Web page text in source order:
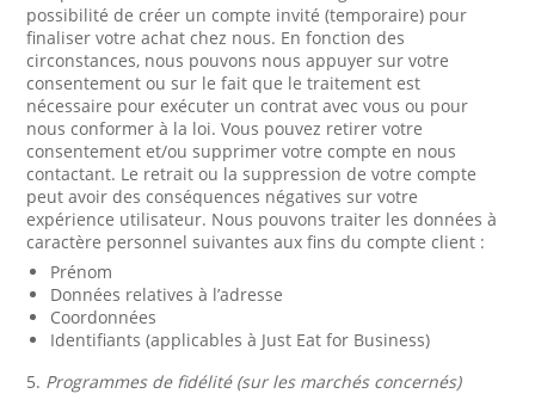
possibilité de créer un compte invité (temporaire) pour
finaliser votre achat chez nous. En fonction des
circonstances, nous pouvons nous appuyer sur votre
consentement ou sur le fait que le traitement est
nécessaire pour exécuter un contrat avec vous ou pour
nous conformer à la loi. Vous pouvez retirer votre
consentement et/ou supprimer votre compte en nous
contactant. Le retrait ou la suppression de votre compte
peut avoir des conséquences négatives sur votre
expérience utilisateur. Nous pouvons traiter les données à
caractère personnel suivantes aux fins du compte client :
Prénom
Données relatives à l’adresse
Coordonnées
Identifiants (applicables à Just Eat for Business)
5. Programmes de fidélité (sur les marchés concernés)